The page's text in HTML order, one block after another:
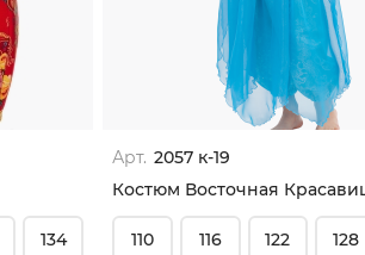
134
Арт. 2057 к-19
Костюм Восточная
110 116 122 128